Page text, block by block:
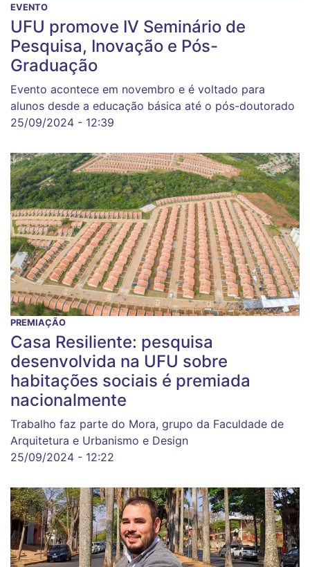
EVENTO
UFU promove IV Seminário de
Pesquisa, Inovação e Pós-
Graduação
Evento acontece em novembro e é voltado para
alunos desde a educação básica até o pós-doutorado
25/09/2024 - 12:39
PREMIAÇÃO
Casa Resiliente: pesquisa
desenvolvida na UFU sobre
habitações sociais é premiada
nacionalmente
Trabalho faz parte do Mora, grupo da Faculdade de
Arquitetura e Urbanismo e Design
25/09/2024 - 12:22